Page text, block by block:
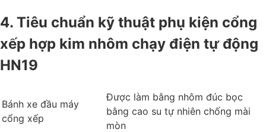
4. Tiêu chuẩn kỹ thuật phụ kiện cổng
xếp hợp kim nhôm chạy điện tự động
HN19
Bánh xe đầu máy
cổng xếp
Được làm bằng nhôm đúc bọc
bằng cao su tự nhiên chống mài
mòn